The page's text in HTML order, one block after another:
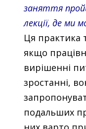
заняття
лекції, де ми
Ця практика
якщо
вирішенні
зростанні,
подальших